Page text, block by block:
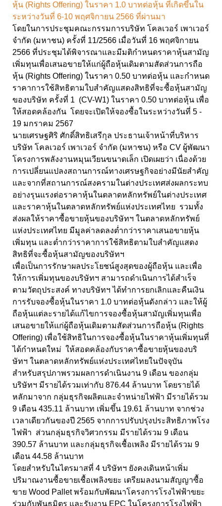
หุ้น (Rights Offering) ในราคา 1.0 บาทต่อหุ้น ที่เกิดขึ้นใน
ระหว่างวันที่ 6-10 พฤศจิกายน 2566 ที่ผ่านมา
โดยในการประชุมคณะกรรมการบริษัท โคลเวอร์ เพาเวอร์
จำกัด (มหาชน) ครั้งที่ 11/2566 เมื่อวันที่ 16 พฤศจิกายน
2566 ที่ประชุมได้พิจารณาและมีมติกำหนดราคาหุ้นสามัญ
เพิ่มทุนเพื่อเสนอขายให้แก่ผู้ถือหุ้นเดิมตามสัดส่วนการถือ
หุ้น (Rights Offering) ในราคา 0.50 บาทต่อหุ้น และกำหนด
ราคาการใช้สิทธิตามใบสำคัญแสดงสิทธิที่จะซื้อหุ้นสามัญ
ของบริษัท ครั้งที่ 1 (CV-W1) ในราคา 0.50 บาทต่อหุ้น เพื่อ
ให้สอดคล้องกัน โดยจะเปิดให้จองซื้อในระหว่างวันที่ 5 -
19 มกราคม 2567
นายเศรษฐศิริ ศักดิ์สิทธิเสรีกุล ประธานเจ้าหน้าที่บริหาร
บริษัท โคลเวอร์ เพาเวอร์ จำกัด (มหาชน) หรือ CV ผู้พัฒนา
โครงการพลังงานหมุนเวียนขนาดเล็ก เปิดเผยว่า เนื่องด้วย
การเปลี่ยนแปลงสถานการณ์ทางเศรษฐกิจอย่างมีนัยสำคัญ
และจากที่สถานการณ์สงครามในต่างประเทศส่งผลกระทบ
อย่างรุนแรงต่อราคาหุ้นในตลาดหลักทรัพย์ในต่างประเทศ
และราคาหุ้นในตลาดหลักทรัพย์แห่งประเทศไทย รวมทั้ง
ส่งผลให้ราคาซื้อขายหุ้นของบริษัทฯ ในตลาดหลักทรัพย์
แห่งประเทศไทย มีมูลค่าลดลงต่ำกว่าราคาเสนอขายหุ้น
เพิ่มทุน และต่ำกว่าราคาการใช้สิทธิตามใบสำคัญแสดง
สิทธิที่จะซื้อหุ้นสามัญของบริษัทฯ
เพื่อเป็นการรักษาผลประโยชน์สูงสุดของผู้ถือหุ้น และเพื่อ
ให้การเพิ่มทุนของบริษัทฯ สามารถดำเนินการได้สำเร็จ
ตามวัตถุประสงค์ ทางบริษัทฯ ได้ทำการยกเลิกและคืนเงิน
การรับจองซื้อหุ้นในราคา 1.0 บาทต่อหุ้นดังกล่าว และให้ผู้
ถือหุ้นแต่ละรายได้แก้ไขการจองซื้อหุ้นสามัญเพิ่มทุนเพื่อ
เสนอขายให้แก่ผู้ถือหุ้นเดิมตามสัดส่วนการถือหุ้น (Rights
Offering) เพื่อใช้สิทธิในการจองซื้อหุ้นในราคาหุ้นเพิ่มทุนที่
ได้กำหนดใหม่ ให้สอดคล้องกับราคาซื้อขายหุ้นของบริ
ษัทฯ ในตลาดหลักทรัพย์แห่งประเทศไทยในปัจจุบัน
สำหรับสรุปภาพรวมผลการดำเนินงาน 9 เดือน ของกลุ่ม
บริษัทฯ มีรายได้รวมเท่ากับ 876.44 ล้านบาท โดยรายได้
หลักมาจาก กลุ่มธุรกิจผลิตและจำหน่ายไฟฟ้า มีรายได้รวม
9 เดือน 435.11 ล้านบาท เพิ่มขึ้น 19.61 ล้านบาท จากช่วง
เวลาเดียวกันของปี 2565 จากการปรับปรุงประสิทธิภาพโรง
ไฟฟ้า ส่วนกลุ่มธุรกิจวิศวกรรม มีรายได้รวม 9 เดือน
390.57 ล้านบาท และกลุ่มธุรกิจเชื้อเพลิง มีรายได้รวม 9
เดือน 44.58 ล้านบาท
โดยสำหรับในไตรมาสที่ 4 บริษัทฯ ยังคงเดินหน้าเพิ่ม
ปริมาณงานซื้อขายเชื้อเพลิงขยะ เตรียมลงนามสัญญาซื้อ
ขาย Wood Pallet พร้อมกับพัฒนาโครงการโรงไฟฟ้าขยะ
ร่วมกับพันธมิตร และรับงาน EPC ในโครงการโรงไฟฟ้า